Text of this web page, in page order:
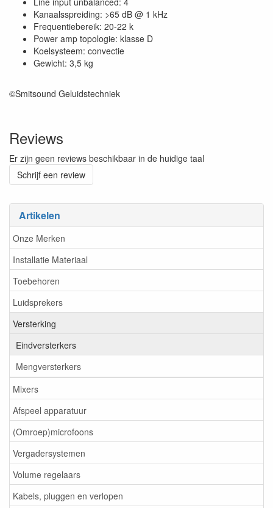
Artikelen
Onze Merken
Installatie Materiaal
Toebehoren
Luidsprekers
Versterking
Eindversterkers
Mengversterkers
Mixers
Afspeel apparatuur
(Omroep)microfoons
Vergadersystemen
Volume regelaars
Kabels, pluggen en verlopen
Kanaalsspreiding: >65 dB @ 1 kHz
Frequentiebereik: 20-22 k
Power amp topologie: klasse D
Koelsysteem: convectie
Gewicht: 3,5 kg
©Smitsound Geluidstechniek
Reviews
Er zijn geen reviews beschikbaar in de huidige taal
Schrijf een review